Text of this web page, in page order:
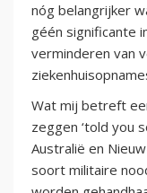
nóg belangrijker
géén significante
verminderen van
Wat mij betreft
zeggen ‘told you
Australië en
soort militaire